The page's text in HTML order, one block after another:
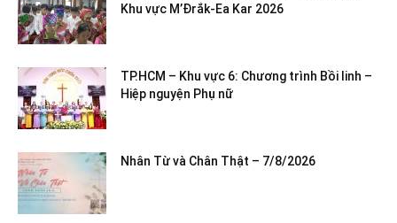
Khu vực M’Đrắk-Ea Kar 2026
TP.HCM – Khu vực 6: Chương trình Bồi linh –
Hiệp nguyện Phụ nữ
Nhân Từ và Chân Thật – 7/8/2026